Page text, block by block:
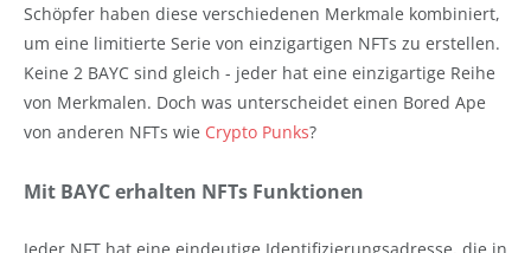
Schöpfer haben diese verschiedenen Merkmale kombiniert,
um eine limitierte Serie von einzigartigen NFTs zu erstellen.
Keine 2 BAYC sind gleich - jeder hat eine einzigartige Reihe
von Merkmalen. Doch was unterscheidet einen Bored Ape
von anderen NFTs wie Crypto Punks?
Mit BAYC erhalten NFTs Funktionen